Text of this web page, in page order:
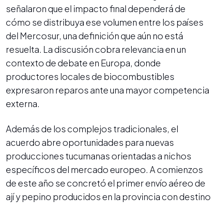
señalaron que el impacto final dependerá de
cómo se distribuya ese volumen entre los países
del Mercosur, una definición que aún no está
resuelta. La discusión cobra relevancia en un
contexto de debate en Europa, donde
productores locales de biocombustibles
expresaron reparos ante una mayor competencia
externa.
Además de los complejos tradicionales, el
acuerdo abre oportunidades para nuevas
producciones tucumanas orientadas a nichos
específicos del mercado europeo. A comienzos
de este año se concretó el primer envío aéreo de
ají y pepino producidos en la provincia con destino